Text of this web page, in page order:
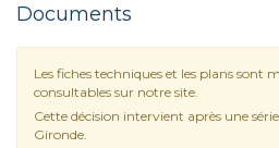
Documents
Les fiches techniques et les plans sont
consultables sur notre site.
Cette décision intervient après une
Gironde.